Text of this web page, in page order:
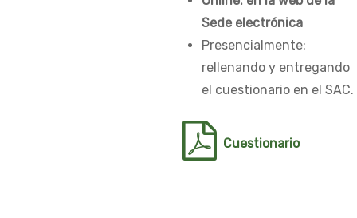
Sede electrónica
Presencialmente:
rellenando y entregando
el cuestionario en el SAC.
Cuestionario